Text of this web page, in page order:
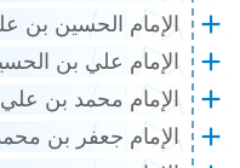
الإمام الحسين بن
الإمام علي بن
الإمام محمد بن علي
الإمام جعفر بن